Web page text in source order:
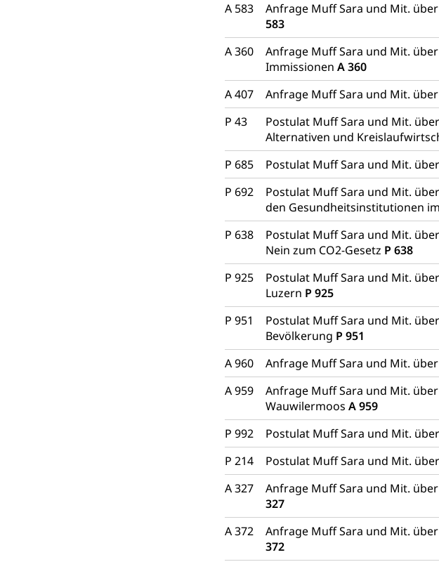
A 583
Anfrage Muff Sara und Mit.
583
A 360
Anfrage Muff Sara und Mit.
Immissionen A 360
A 407 Anfrage Muff Sara und Mit.
P 43
Postulat Muff Sara und Mit.
Alternativen und
P 685 Postulat Muff Sara und Mit.
P 692
Postulat Muff Sara und Mit.
den Gesundheitsinstitutionen
P 638
Postulat Muff Sara und Mit.
Nein zum CO2-Gesetz P 638
P 925
Postulat Muff Sara und Mit.
Luzern P 925
P 951
Postulat Muff Sara und Mit.
Bevölkerung P 951
A 960 Anfrage Muff Sara und Mit.
A 959
Anfrage Muff Sara und Mit.
Wauwilermoos A 959
P 992 Postulat Muff Sara und Mit.
P 214
Postulat Muff Sara und Mit.
A 327
Anfrage Muff Sara und Mit.
327
A 372 Anfrage Muff Sara und Mit.
372